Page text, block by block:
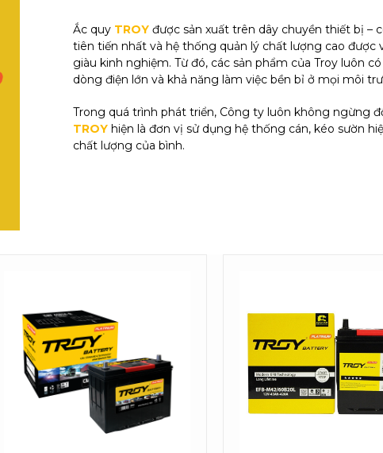
Ắc quy TROYđược sản xuất trên dây chuyền thiết bị –
tiên tiến nhất và hệ thống quản lý chất lượng cao được
giàu kinh nghiệm. Từ đó, các sản phẩm của Troy luôn
dòng điện lớn và khả năng làm việc bền bỉ ở mọi môi
Trong quá trình phát triển, Công ty luôn không ngừng
TROYhiện là đơn vị sử dụng hệ thống cán, kéo sườn
chất lượng của bình.